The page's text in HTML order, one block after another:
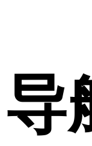
导